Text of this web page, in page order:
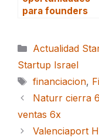
para founders
Categorías
Actualidad
Startup Israel
Etiquetas
financiacion,
Naturr cierra
ventas 6x
Valenciaport